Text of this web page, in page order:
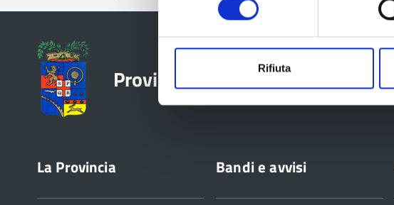
Rifiuta
Provincia di Reggio Emilia
La Provincia Bandi e avvisi